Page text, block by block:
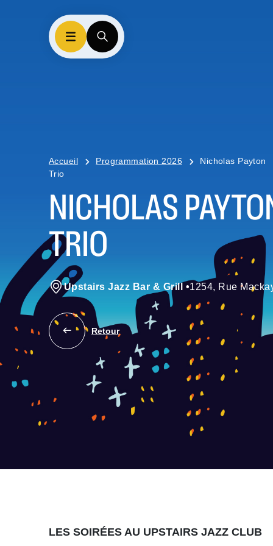
Accueil Programmation 2026
Nicholas Payton
Trio
NICHOLAS
TRIO
Upstairs Jazz Bar & Grill •1254, Rue
Retour
LES SOIRÉES AU UPSTAIRS JAZZ CLUB